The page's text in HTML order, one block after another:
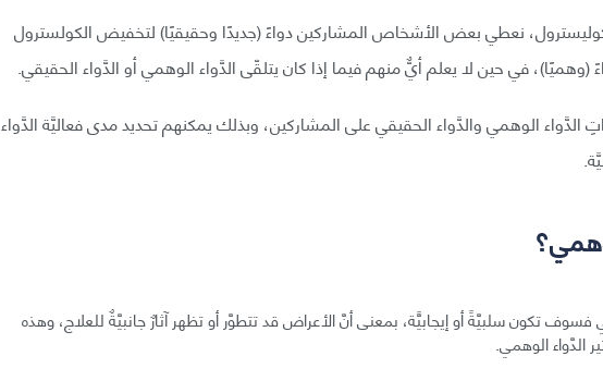
نعطي بعض الأشخاص المشاركين دواءً (جديدًا وحقيقيًا) لتخفيض الكولسترول
(وهميًا)، في حين لا يعلم أيٌّ منهم فيما إذا كان يتلقّى الدَّواء الوهمي أو الدَّواء الحقيقي.
الدَّواء الوهمي والدَّواء الحقيقي على المشاركين، وبذلك يمكنهم تحديد مدى فعاليَّة الدَّواء
تكون سلبيَّةً أو إيجابيًّة، بمعنى أنَّ الأعراض قد تتطوَّر أو تظهر آثارٌ جانبيَّةٌ للعلاج، وهذه
الدَّواء الوهمي.